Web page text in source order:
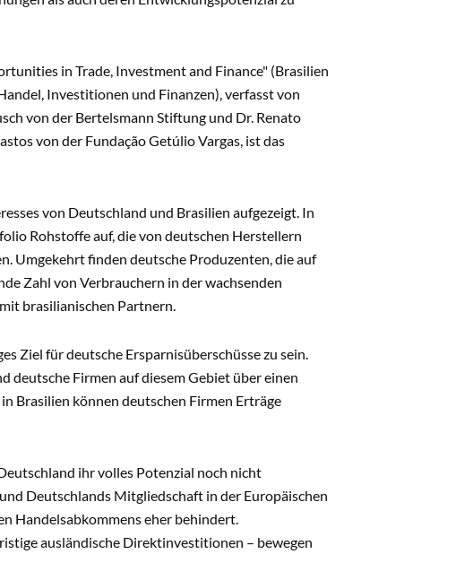
in Trade, Investment and Finance" (Brasilien
Investitionen und Finanzen), verfasst von
von der Bertelsmann Stiftung und Dr. Renato
von der Fundação Getúlio Vargas, ist das
von Deutschland und Brasilien aufgezeigt. In
Rohstoffe auf, die von deutschen Herstellern
Umgekehrt finden deutsche Produzenten, die auf
Zahl von Verbrauchern in der wachsenden
brasilianischen Partnern.
Ziel für deutsche Ersparnisüberschüsse zu sein.
deutsche Firmen auf diesem Gebiet über einen
Brasilien können deutschen Firmen Erträge
ihr volles Potenzial noch nicht
Deutschlands Mitgliedschaft in der Europäischen
Handelsabkommens eher behindert.
ausländische Direktinvestitionen – bewegen